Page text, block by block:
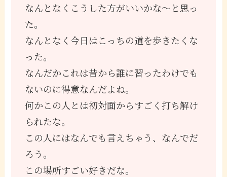
なんとなくこうした方がいいかな〜と思っ
た。
なんとなく今日はこっちの道を歩きたくな
った。
なんだかこれは昔から誰に習ったわけでも
ないのに得意なんだよね。
何かこの人とは初対面からすごく打ち解け
られたな。
この人にはなんでも言えちゃう、なんでだ
ろう。
この場所すごい好きだな。